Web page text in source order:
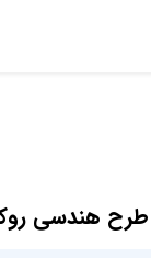
طرح هندسی